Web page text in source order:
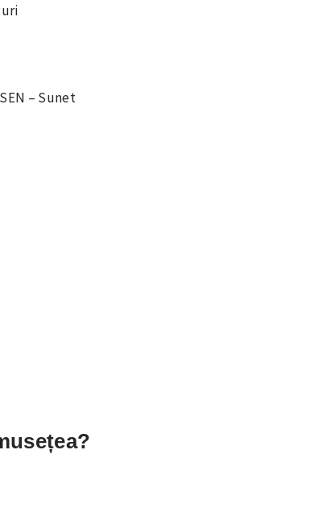
– Sunet